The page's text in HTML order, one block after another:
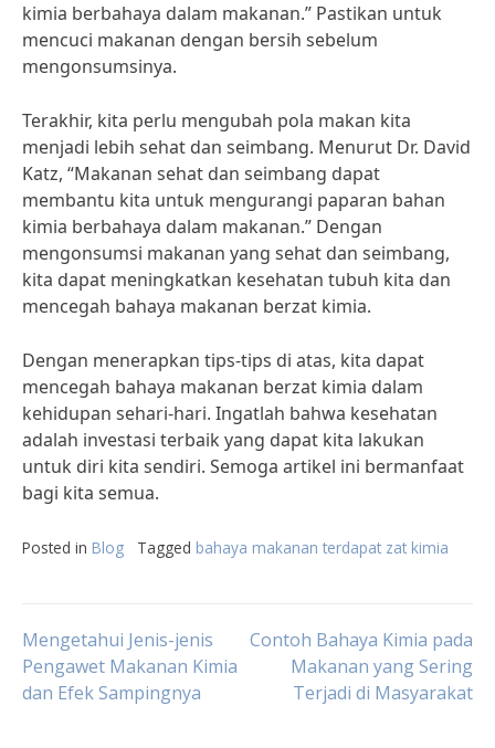
kimia berbahaya dalam makanan.” Pastikan untuk
mencuci makanan dengan bersih sebelum
mengonsumsinya.
Terakhir, kita perlu mengubah pola makan kita
menjadi lebih sehat dan seimbang. Menurut Dr. David
Katz, “Makanan sehat dan seimbang dapat
membantu kita untuk mengurangi paparan bahan
kimia berbahaya dalam makanan.” Dengan
mengonsumsi makanan yang sehat dan seimbang,
kita dapat meningkatkan kesehatan tubuh kita dan
mencegah bahaya makanan berzat kimia.
Dengan menerapkan tips-tips di atas, kita dapat
mencegah bahaya makanan berzat kimia dalam
kehidupan sehari-hari. Ingatlah bahwa kesehatan
adalah investasi terbaik yang dapat kita lakukan
untuk diri kita sendiri. Semoga artikel ini bermanfaat
bagi kita semua.
Posted in Blog Tagged bahaya makanan terdapat zat kimia
Post
navigation
Mengetahui Jenis-jenis
Pengawet Makanan Kimia
dan Efek Sampingnya
Contoh Bahaya Kimia pada
Makanan yang Sering
Terjadi di Masyarakat